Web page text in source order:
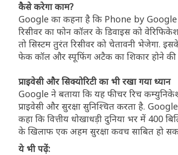
कैसे करेगा काम?
Google का कहना है कि Phone by Google
रिसीवर का फोन कॉलर के डिवाइस को
तो सिस्टम तुरंत रिसीवर को चेतावनी भेजेगा.
फेक कॉल और स्पूफिंग अटैक का शिकार होने की
प्राइवेसी और सिक्योरिटी का भी रखा गया ध्यान
Google ने बताया कि यह फीचर रिच
प्राइवेसी और सुरक्षा सुनिश्चित करता है.
कहा कि वित्तीय धोखाधड़ी दुनिया भर में 400
के खिलाफ एक अहम सुरक्षा कवच साबित हो
ये भी पढ़ें: